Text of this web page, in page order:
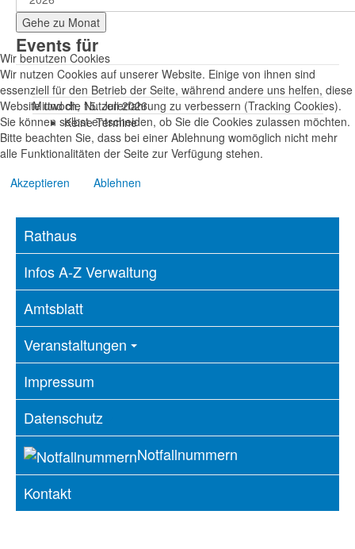
Gehe zu Monat
Events für
Mittwoch, 15. Juli 2026
Keine Termine
Rathaus
Infos A-Z Verwaltung
Amtsblatt
Veranstaltungen
Impressum
Datenschutz
Notfallnummern
Kontakt
Wir benutzen Cookies
Wir nutzen Cookies auf unserer Website. Einige von ihnen sind
essenziell für den Betrieb der Seite, während andere uns helfen, diese
Website und die Nutzererfahrung zu verbessern (Tracking Cookies).
Sie können selbst entscheiden, ob Sie die Cookies zulassen möchten.
Bitte beachten Sie, dass bei einer Ablehnung womöglich nicht mehr
alle Funktionalitäten der Seite zur Verfügung stehen.
Akzeptieren
Ablehnen